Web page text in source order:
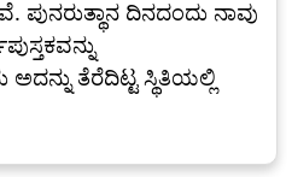
ಪುನರುತ್ಥಾನ ದಿನದಂದು ನಾವು
ತೆರೆದಿಟ್ಟ ಸ್ಥಿತಿಯಲ್ಲಿ